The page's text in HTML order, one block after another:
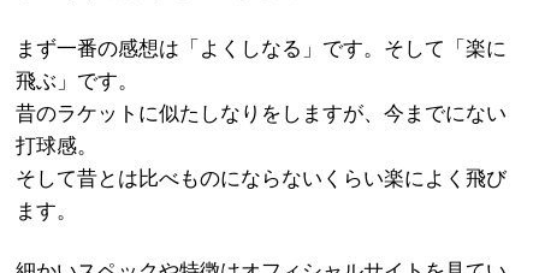
まず一番の感想は「よくしなる」です。そして「楽に
飛ぶ」です。
昔のラケットに似たしなりをしますが、今までにない
打球感。
そして昔とは比べものにならないくらい楽によく飛び
ます。